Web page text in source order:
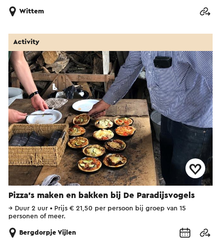
Wittem
Pizza's maken en bakken bij De Paradijsvogels
Activity
→ Duur 2 uur • Prijs € 21,50 per persoon bij groep van 15
personen of meer.
Bergdorpje Vijlen